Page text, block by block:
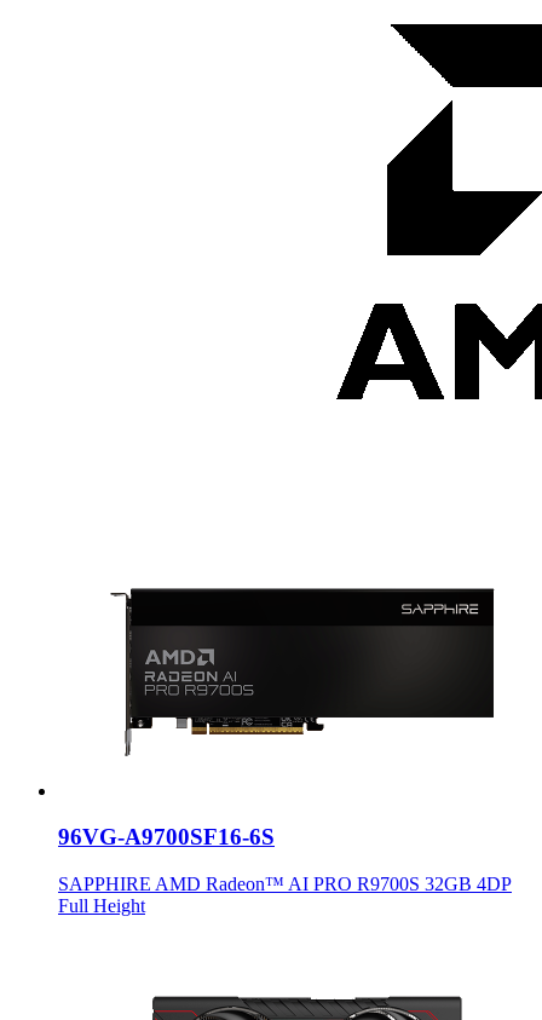
96VG-A9700SF16-6S
SAPPHIRE AMD Radeon™ AI PRO R9700S 32GB 4DP
Full Height